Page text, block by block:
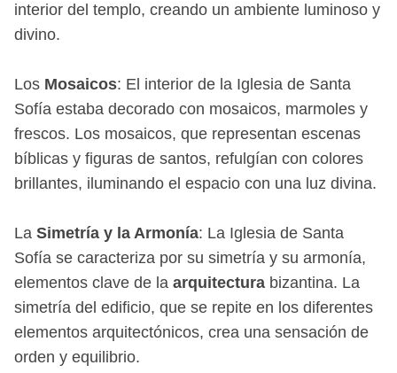
interior del templo, creando un ambiente luminoso y
divino.
Los Mosaicos: El interior de la Iglesia de Santa
Sofía estaba decorado con mosaicos, marmoles y
frescos. Los mosaicos, que representan escenas
bíblicas y figuras de santos, refulgían con colores
brillantes, iluminando el espacio con una luz divina.
La Simetría y la Armonía: La Iglesia de Santa
Sofía se caracteriza por su simetría y su armonía,
elementos clave de la arquitectura bizantina. La
simetría del edificio, que se repite en los diferentes
elementos arquitectónicos, crea una sensación de
orden y equilibrio.